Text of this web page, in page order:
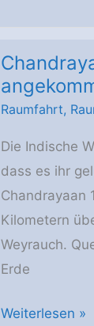
Impaktors
MIP
von
Chandrayaan
Raumfahrt,
Die Indische
dass es ihr
Chandrayaan
Kilometern
Weyrauch.
Erde
Chandrayaan
Weiterlesen »